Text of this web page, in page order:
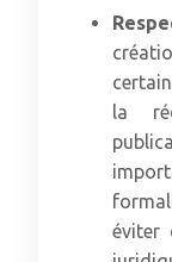
la
éviter